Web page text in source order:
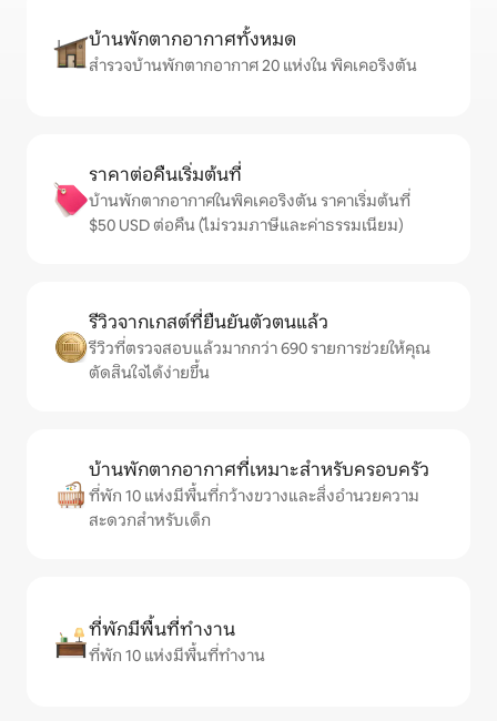
บ้านพักตากอากาศทั้งหมด
สำรวจบ้านพักตากอากาศ 20 แห่งใน พิคเคอริงตัน
ราคาต่อคืนเริ่มต้นที่
บ้านพักตากอากาศในพิคเคอริงตัน ราคาเริ่มต้นที่
$50 USD ต่อคืน (ไม่รวมภาษีและค่าธรรมเนียม)
รีวิวจากเกสต์ที่ยืนยันตัวตนแล้ว
รีวิวที่ตรวจสอบแล้วมากกว่า 690 รายการช่วยให้คุณ
ตัดสินใจได้ง่ายขึ้น
บ้านพักตากอากาศที่เหมาะสำหรับครอบครัว
ที่พัก 10 แห่งมีพื้นที่กว้างขวางและสิ่งอำนวยความ
สะดวกสำหรับเด็ก
ที่พักมีพื้นที่ทำงาน
ที่พัก 10 แห่งมีพื้นที่ทำงาน